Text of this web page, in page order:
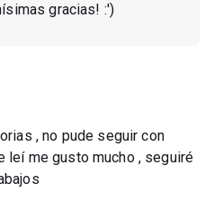
gracias! :')
, no pude seguir con
leí me gusto mucho , seguiré